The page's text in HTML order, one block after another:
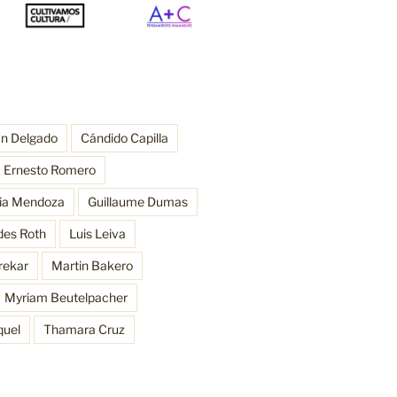
Delgado Cándido Capilla
Ernesto Romero
Mendoza Guillaume Dumas
Roth Luis Leiva
Martin Bakero
Myriam Beutelpacher
Thamara Cruz